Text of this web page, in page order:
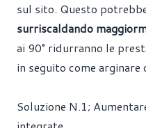
sul sito. Questo
surriscaldando
ai 90° ridurranno le
in seguito come
Soluzione N.1;